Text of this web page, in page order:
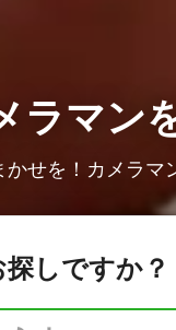
ラマン
せを！カメラマ
しですか？